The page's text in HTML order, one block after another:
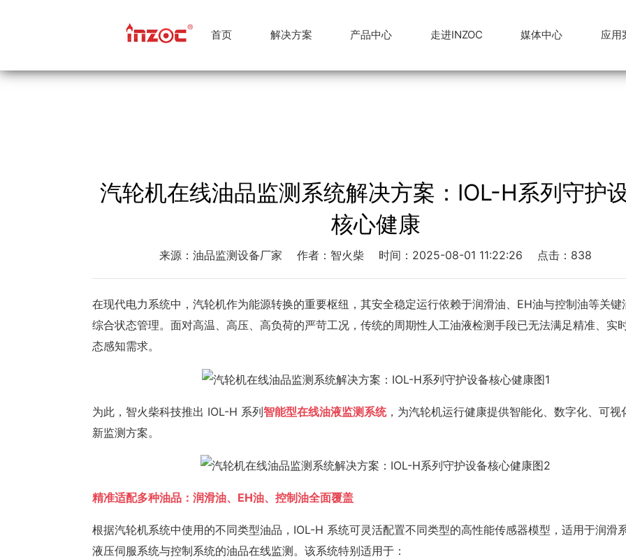
首页 解决方案 产品中心 走进INZOC 媒体中心 应用
汽轮机在线油品监测系统解决方案：IOL-H系列守护
核心健康
来源：油品监测设备厂家 作者：智火柴 时间：2025-08-01 11:22:26 点击：838
在现代电力系统中，汽轮机作为能源转换的重要枢纽，其安全稳定运行依赖于润滑油、EH油与控制油等关键
综合状态管理。面对高温、高压、高负荷的严苛工况，传统的周期性人工油液检测手段已无法满足精准、实
态感知需求。
为此，智火柴科技推出 IOL-H 系列智能型在线油液监测系统，为汽轮机运行健康提供智能化、数字化、可视
新监测方案。
精准适配多种油品：润滑油、EH油、控制油全面覆盖
根据汽轮机系统中使用的不同类型油品，IOL-H 系统可灵活配置不同类型的高性能传感器模型，适用于润滑
液压伺服系统与控制系统的油品在线监测。该系统特别适用于：